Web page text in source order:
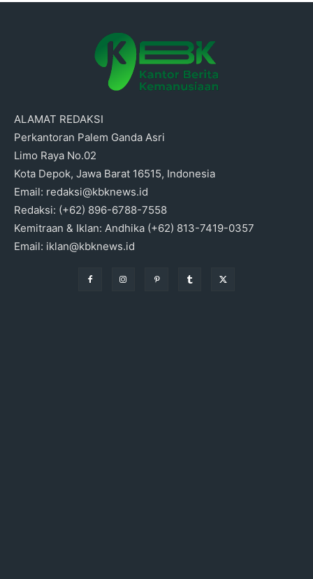
ALAMAT REDAKSI
Perkantoran Palem Ganda Asri
Limo Raya No.02
Kota Depok, Jawa Barat 16515, Indonesia
Email: redaksi@kbknews.id
Redaksi: (+62) 896-6788-7558
Kemitraan & Iklan: Andhika (+62) 813-7419-0357
Email: iklan@kbknews.id